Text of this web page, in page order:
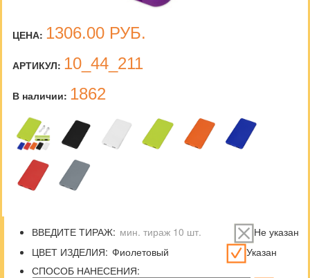
ЦЕНА: 1306.00 РУБ.
АРТИКУЛ: 10_44_211
В наличии: 1862
ВВЕДИТЕ ТИРАЖ:
Не указан
ЦВЕТ ИЗДЕЛИЯ:
Указан
СПОСОБ НАНЕСЕНИЯ: